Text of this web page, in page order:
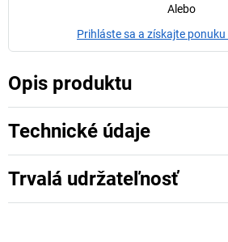
Alebo
Prihláste sa a získajte ponuku
Opis produktu
Technické údaje
Trvalá udržateľnosť